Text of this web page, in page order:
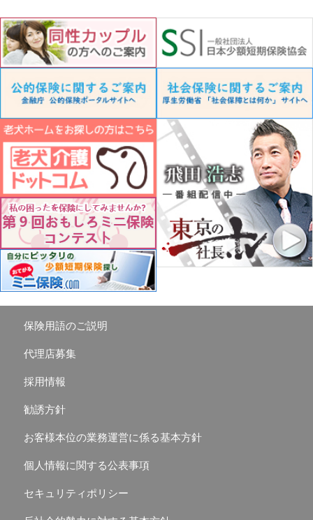
保険用語のご説明
代理店募集
採用情報
勧誘方針
お客様本位の業務運営に係る基本方針
個人情報に関する公表事項
セキュリティポリシー